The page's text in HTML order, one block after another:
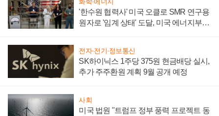
화학·에너지
'한수원 협력사' 미국 오클로 SMR 연구용
원자로 '임계 상태' 도달, 미국 에너지부
전자·전기·정보통신
SK하이닉스 1주당 375원 현금배당 실시,
추가 주주환원 계획 9월 공개 예정
사회
미국 법원 "트럼프 정부 풍력 프로젝트 동